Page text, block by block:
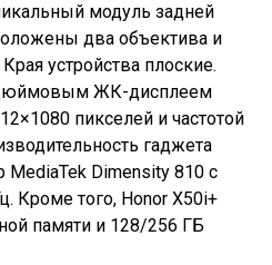
модуль задней
два объектива и
устройства плоские.
ЖК-дисплеем
пикселей и частотой
гаджета
MediaTek Dimensity 810 с
Кроме того, Honor X50i+
памяти и 128/256 ГБ